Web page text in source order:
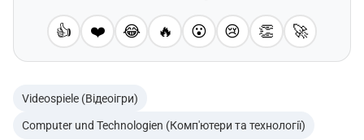
👍 ❤️ 😂 🔥 😮 😢 👏 🚀
Videospiele (Відеоігри)
Computer und Technologien (Комп'ютери та технології)